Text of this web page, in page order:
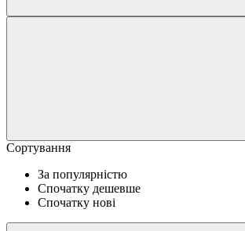
Сортування
За популярністю
Спочатку дешевше
Спочатку нові